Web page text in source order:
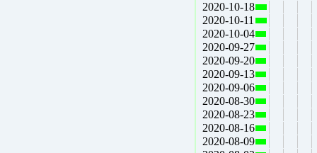
2020-10-18
2020-10-11
2020-10-04
2020-09-27
2020-09-20
2020-09-13
2020-09-06
2020-08-30
2020-08-23
2020-08-16
2020-08-09